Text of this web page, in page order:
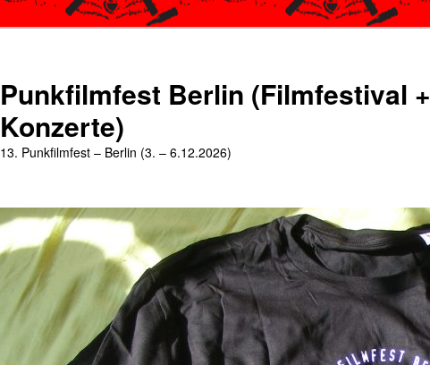
Punkfilmfest Berlin (Filmfestival +
Konzerte)
13. Punkfilmfest – Berlin (3. – 6.12.2026)